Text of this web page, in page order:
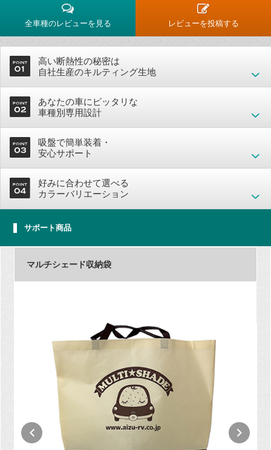
全車種のレビューを見る レビューを投稿する
高い断熱性の秘密は
自社生産のキルティング生地
あなたの車にピッタリな
車種別専用設計
吸盤で簡単装着・
安心サポート
好みに合わせて選べる
カラーバリエーション
サポート商品
マルチシェード収納袋